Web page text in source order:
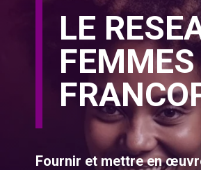
LE
Fournir et mettre en